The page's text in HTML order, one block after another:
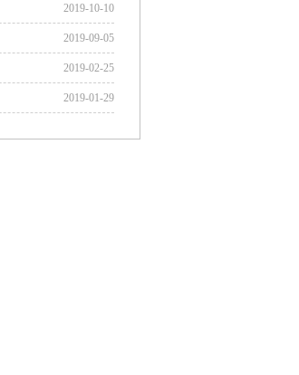
2019-10-10
2019-09-05
2019-02-25
2019-01-29